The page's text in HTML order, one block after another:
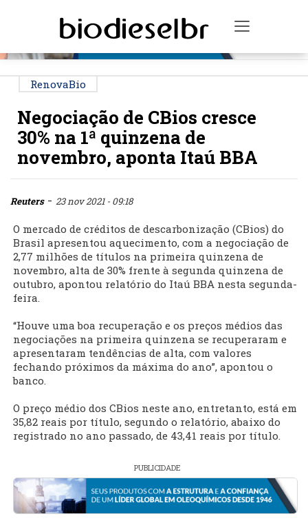
Toggle
RenovaBio
Negociação de CBios cresce
30% na 1ª quinzena de
novembro, aponta Itaú BBA
Reuters- 23 nov 2021 - 09:18
O mercado de créditos de descarbonização (CBios) do
Brasil apresentou aquecimento, com a negociação de
2,77 milhões de títulos na primeira quinzena de
novembro, alta de 30% frente à segunda quinzena de
outubro, apontou relatório do Itaú BBA nesta segunda-
feira.
“Houve uma boa recuperação e os preços médios das
negociações na primeira quinzena se recuperaram e
apresentaram tendências de alta, com valores
fechando próximos da máxima do ano”, apontou o
banco.
O preço médio dos CBios neste ano, entretanto, está em
35,82 reais por título, segundo o relatório, abaixo do
registrado no ano passado, de 43,41 reais por título.
PUBLICIDADE